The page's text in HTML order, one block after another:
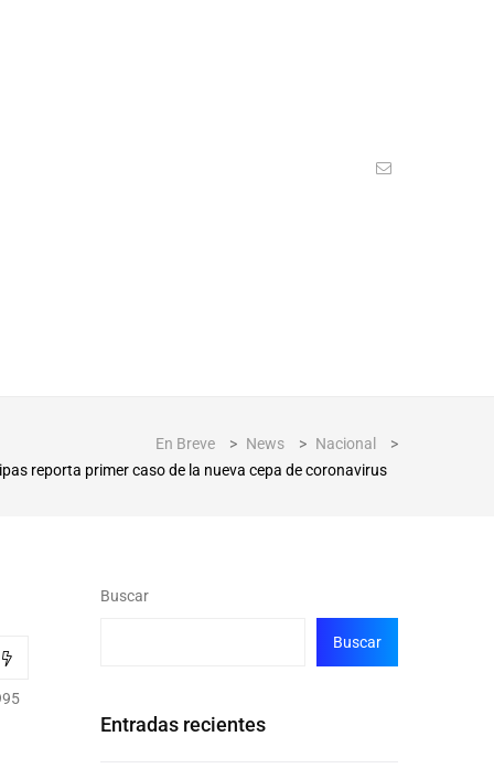
En Breve > News > Nacional
>
reporta primer caso de la nueva cepa de coronavirus
Buscar
Buscar
Entradas recientes